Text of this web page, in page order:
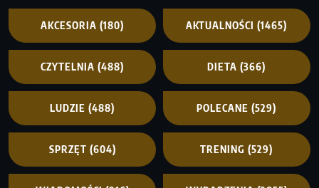
AKCESORIA (180) AKTUALNOŚCI (1465)
CZYTELNIA (488) DIETA (366)
LUDZIE (488) POLECANE (529)
SPRZĘT (604) TRENING (529)